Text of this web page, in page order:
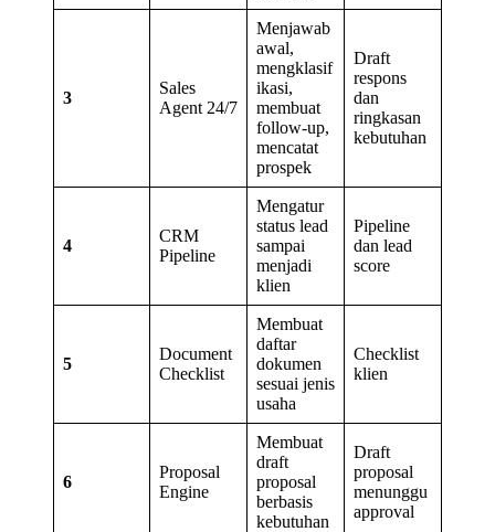
3
Sales
Agent 24/7
Menjawab
awal,
mengklasif
ikasi,
membuat
follow-up,
mencatat
prospek
Draft
respons
dan
ringkasan
kebutuhan
4
CRM
Pipeline
Mengatur
status lead
sampai
menjadi
klien
Pipeline
dan lead
score
5
Document
Checklist
Membuat
daftar
dokumen
sesuai jenis
usaha
Checklist
klien
6
Proposal
Engine
Membuat
draft
proposal
berbasis
kebutuhan
Draft
proposal
menunggu
approval